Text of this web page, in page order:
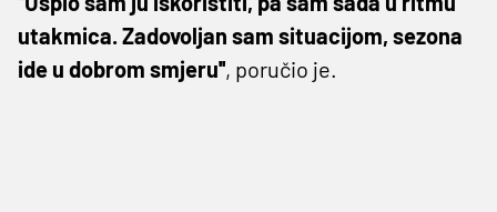
utakmica. Zadovoljan sam situacijom, sezona
ide u dobrom smjeru'', poručio je.